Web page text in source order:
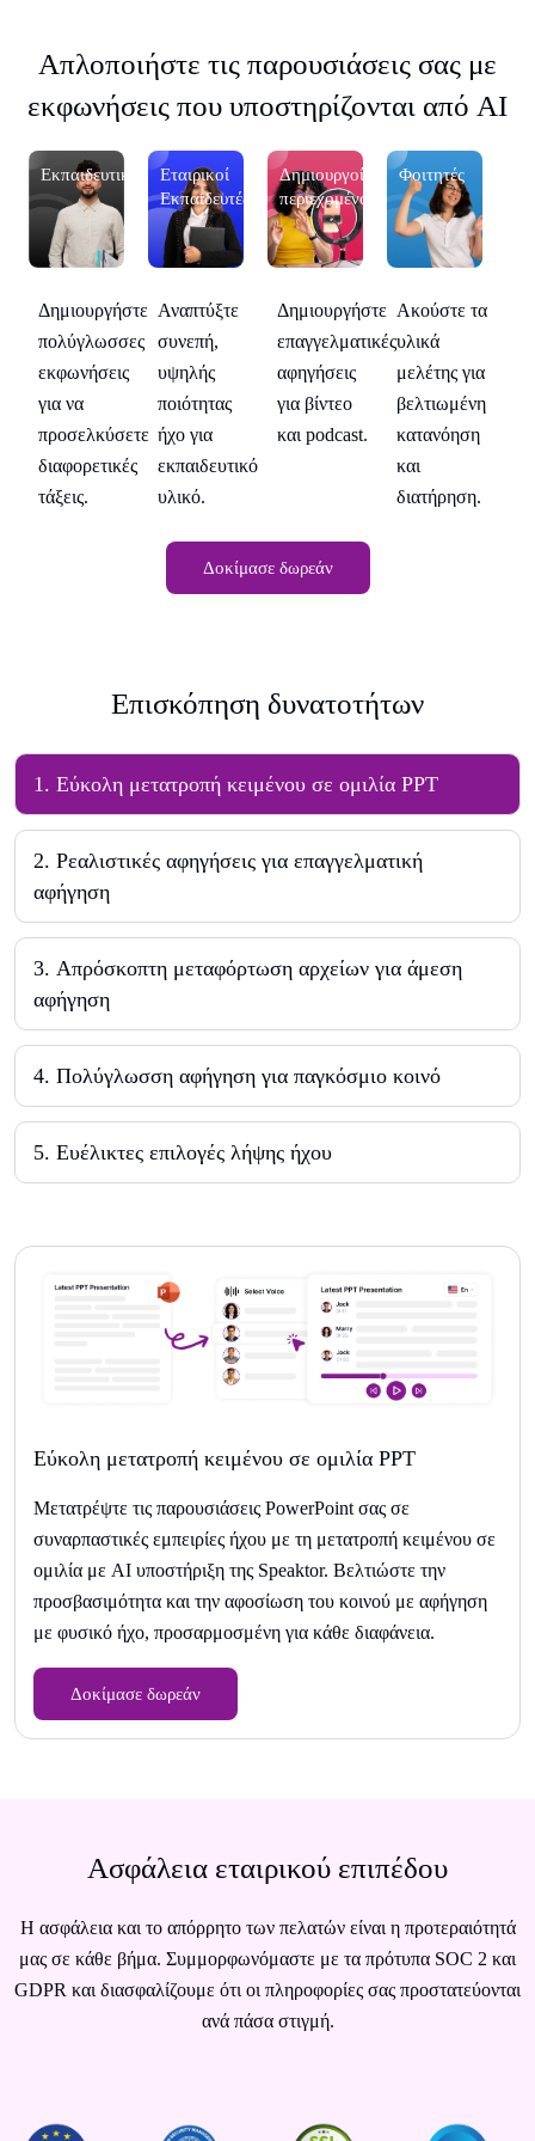
Απλοποιήστε τις παρουσιάσεις σας με
εκφωνήσεις που υποστηρίζονται από AI
Εκπαιδευτικούς
Δημιουργήστε
πολύγλωσσες
εκφωνήσεις
για να
προσελκύσετε
διαφορετικές
τάξεις.
Εταιρικοί
Εκπαιδευτές
Αναπτύξτε
συνεπή,
υψηλής
ποιότητας
ήχο για
εκπαιδευτικό
υλικό.
Δημιουργοί
περιεχομένου
Δημιουργήστε
επαγγελματικές
αφηγήσεις
για βίντεο
και podcast.
Φοιτητές
Ακούστε τα
υλικά
μελέτης για
βελτιωμένη
κατανόηση
και
διατήρηση.
Δοκίμασε δωρεάν
Επισκόπηση δυνατοτήτων
1. Εύκολη μετατροπή κειμένου σε ομιλία PPT
2. Ρεαλιστικές αφηγήσεις για επαγγελματική
αφήγηση
3. Απρόσκοπτη μεταφόρτωση αρχείων για άμεση
αφήγηση
4. Πολύγλωσση αφήγηση για παγκόσμιο κοινό
5. Ευέλικτες επιλογές λήψης ήχου
Εύκολη μετατροπή κειμένου σε ομιλία PPT
Μετατρέψτε τις παρουσιάσεις PowerPoint σας σε
συναρπαστικές εμπειρίες ήχου με τη μετατροπή κειμένου σε
ομιλία με AI υποστήριξη της Speaktor. Βελτιώστε την
προσβασιμότητα και την αφοσίωση του κοινού με αφήγηση
με φυσικό ήχο, προσαρμοσμένη για κάθε διαφάνεια.
Δοκίμασε δωρεάν
Ασφάλεια εταιρικού επιπέδου
Η ασφάλεια και το απόρρητο των πελατών είναι η προτεραιότητά
μας σε κάθε βήμα. Συμμορφωνόμαστε με τα πρότυπα SOC 2 και
GDPR και διασφαλίζουμε ότι οι πληροφορίες σας προστατεύονται
ανά πάσα στιγμή.